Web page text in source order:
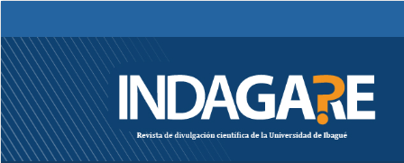
Contenido
principal
Barra
lateral